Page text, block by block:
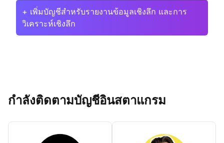
+ เพิ่มบัญชีสำหรับรายงานข้อมูลเชิงลึก และการ
วิเคราะห์เชิงลึก
กำลังติดตามบัญชีอินสตาแกรม